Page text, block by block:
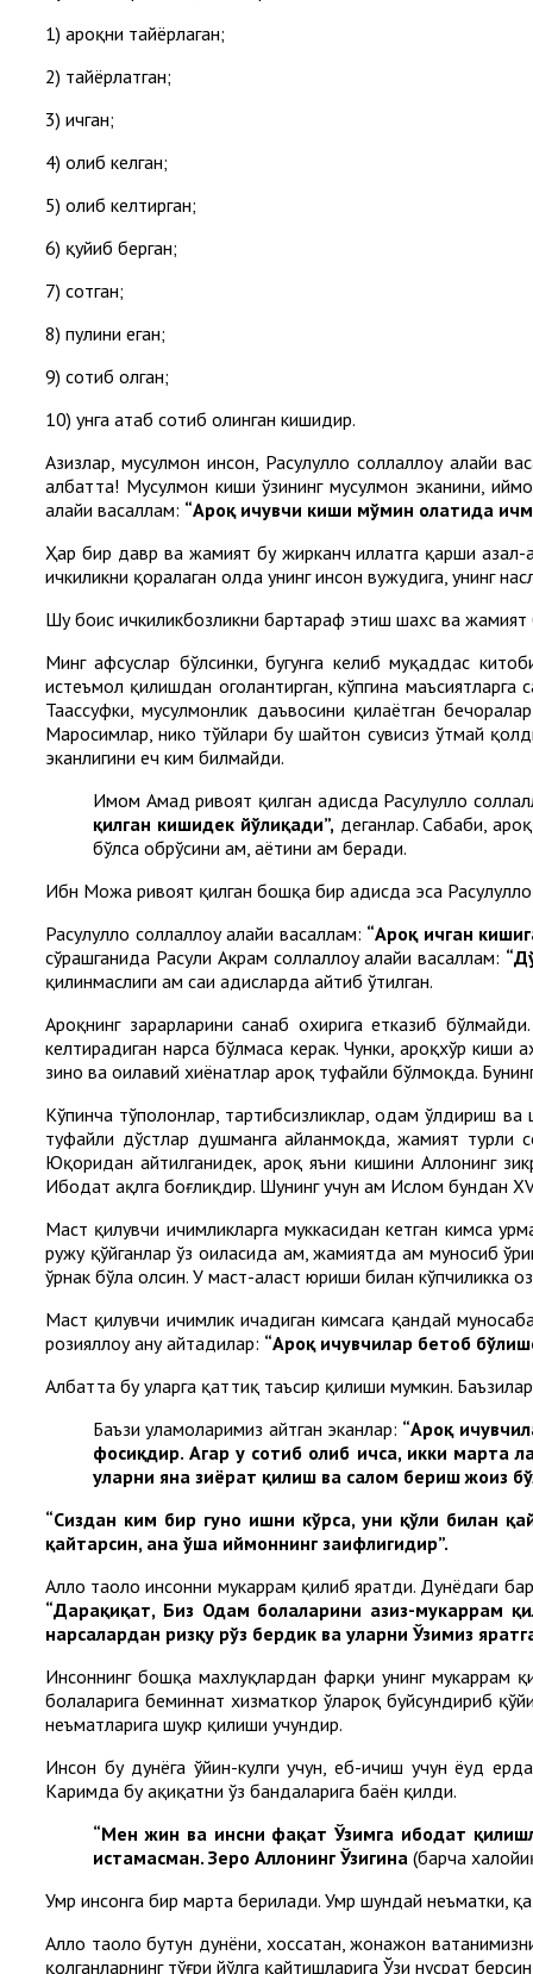
1) ароқни тайёрлаган;
2) тайёрлатган;
3) ичган;
4) олиб келган;
5) олиб келтирган;
6) қуйиб берган;
7) сотган;
8) пулини еган;
9) сотиб олган;
10) унга атаб сотиб олинган кишидир.
Азизлар, мусулмон инсон, Расулуллоҳ соллаллоҳу алайҳи
албатта! Мусулмон киши ўзининг мусулмон эканини,
алайҳи васаллам: “Ароқ ичувчи киши мўмин ҳолатида
Ҳар бир давр ва жамият бу жирканч иллатга қарши азал-
ичкиликни қоралаган ҳолда унинг инсон вужудига, унинг
Шу боис ичкиликбозликни бартараф этиш шахс ва жамият
Минг афсуслар бўлсинки, бугунга келиб муқаддас
истеъмол қилишдан огоҳлантирган, кўпгина
Таассуфки, мусулмонлик даъвосини қилаётган
Маросимлар, никоҳ тўйлари бу шайтон сувисиз ўтмай
эканлигини ҳеч ким билмайди.
Имом Аҳмад ривоят қилган ҳадисда Расулуллоҳ
қилган кишидек йўлиқади”, деганлар. Сабаби,
бўлса обрўсини ҳам, ҳаётини ҳам беради.
Ибн Можа ривоят қилган бошқа бир ҳадисда эса Расулуллоҳ
Расулуллоҳ соллаллоҳу алайҳи васаллам: “Ароқ ичган
сўрашганида Расули Акрам соллаллоҳу алайҳи васаллам:
қилинмаслиги ҳам саҳиҳ ҳадисларда айтиб ўтилган.
Ароқнинг зарарларини санаб охирига етказиб
келтирадиган нарса бўлмаса керак. Чунки, ароқхўр
зино ва оилавий хиёнатлар ароқ туфайли бўлмоқда.
Кўпинча тўполонлар, тартибсизликлар, одам ўлдириш
туфайли дўстлар душманга айланмоқда, жамият турли
Юқоридан айтилганидек, ароқ яъни кишини Аллоҳнинг
Ибодат ақлга боғлиқдир. Шунинг учун ҳам Ислом бундан
Маст қилувчи ичимликларга муккасидан кетган кимса
ружу қўйганлар ўз оиласида ҳам, жамиятда ҳам муносиб
ўрнак бўла олсин. У маст-аласт юриши билан кўпчиликка
Маст қилувчи ичимлик ичадиган кимсага қандай
розияллоҳу анҳу айтадилар: “Ароқ ичувчилар бетоб
Албатта бу уларга қаттиқ таъсир қилиши мумкин.
Баъзи уламоларимиз айтган эканлар: “Ароқ
фосиқдир. Агар у сотиб олиб ичса, икки марта
уларни яна зиёрат қилиш ва салом бериш жоиз
“Сиздан ким бир гуноҳ ишни кўрса, уни қўли билан
қайтарсин, ана ўша иймоннинг заифлигидир”.
Аллоҳ таоло инсонни мукаррам қилиб яратди. Дунёдаги
“Дарҳақиқат, Биз Одам болаларини азиз-мукаррам
нарсалардан ризқу рўз бердик ва уларни Ўзимиз
Инсоннинг бошқа махлуқлардан фарқи унинг мукаррам
болаларига беминнат хизматкор ўлароқ буйсундириб
неъматларига шукр қилиши учундир.
Инсон бу дунёга ўйин-кулги учун, еб-ичиш учун ёҳуд
Каримда бу ҳақиқатни ўз бандаларига баён қилди.
“Мен жин ва инсни фақат Ўзимга ибодат
истамасман. Зеро Аллоҳнинг Ўзигина (барча
Умр инсонга бир марта берилади. Умр шундай неъматки,
Аллоҳ таоло бутун дунёни, хоссатан, жонажон
қолганларнинг тўғри йўлга қайтишларига Ўзи нусрат